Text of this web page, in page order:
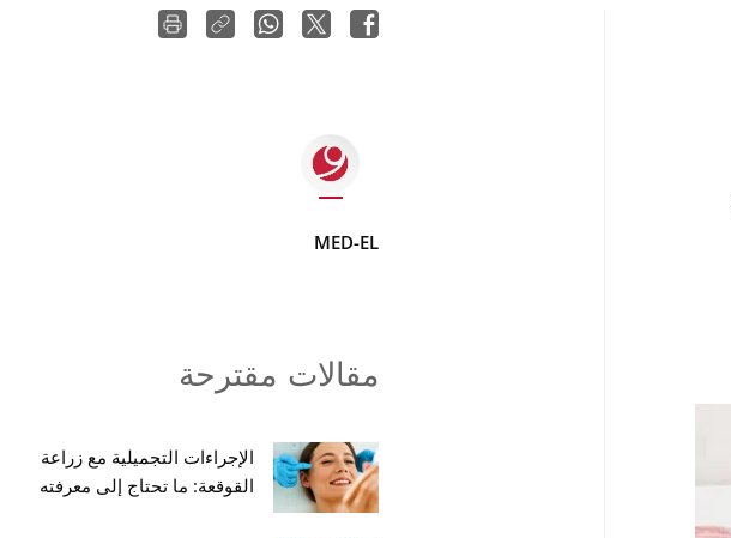
MED-EL
مقالات مقترحة
الإجراءات التجميلية مع زراعة
القوقعة: ما تحتاج إلى معرفته